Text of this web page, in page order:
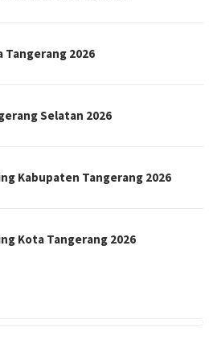
Tangerang 2026
Selatan 2026
Kabupaten Tangerang 2026
Kota Tangerang 2026